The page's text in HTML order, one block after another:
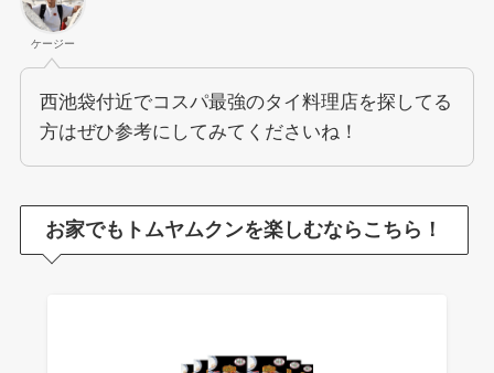
ケージー
西池袋付近でコスパ最強のタイ料理店を探してる
方はぜひ参考にしてみてくださいね！
お家でもトムヤムクンを楽しむならこちら！